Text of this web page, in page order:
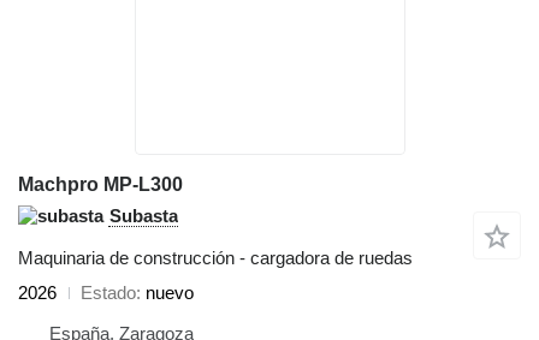
Machpro MP-L300
Subasta
Maquinaria de construcción - cargadora de ruedas
2026
Estado nuevo
España, Zaragoza